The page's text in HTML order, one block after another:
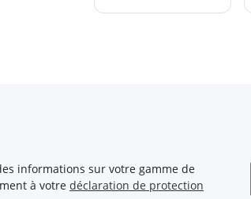
informations sur votre gamme de
à votre déclaration de protection